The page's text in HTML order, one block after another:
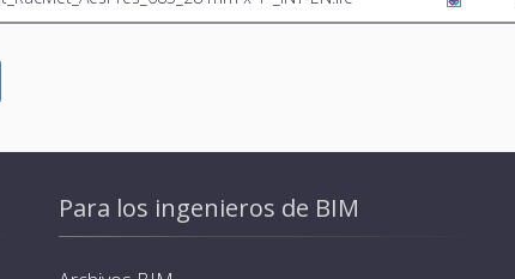
Para los ingenieros de BIM